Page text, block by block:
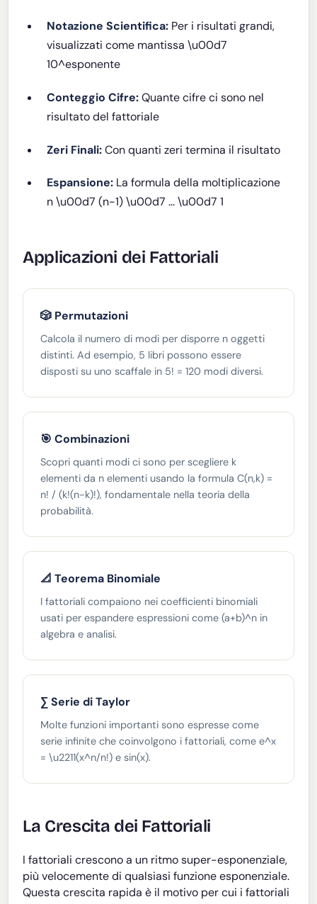
Notazione Scientifica: Per i risultati grandi,
visualizzati come mantissa \u00d7
10^esponente
Conteggio Cifre:Quante cifre ci sono nel
risultato del fattoriale
Zeri Finali:Con quanti zeri termina il risultato
Espansione: La formula della moltiplicazione
n \u00d7 (n-1) \u00d7 ... \u00d7 1
Applicazioni dei Fattoriali
🎲 Permutazioni
Calcola il numero di modi per disporre n oggetti
distinti. Ad esempio, 5 libri possono essere
disposti su uno scaffale in 5! = 120 modi diversi.
🎯 Combinazioni
Scopri quanti modi ci sono per scegliere k
elementi da n elementi usando la formula C(n,k) =
n! / (k!(n-k)!), fondamentale nella teoria della
probabilità.
📐 Teorema Binomiale
I fattoriali compaiono nei coefficienti binomiali
usati per espandere espressioni come (a+b)^n in
algebra e analisi.
∑ Serie di Taylor
Molte funzioni importanti sono espresse come
serie infinite che coinvolgono i fattoriali, come e^x
= \u2211(x^n/n!) e sin(x).
La Crescita dei Fattoriali
I fattoriali crescono a un ritmo super-esponenziale,
più velocemente di qualsiasi funzione esponenziale.
Questa crescita rapida è il motivo per cui i fattoriali